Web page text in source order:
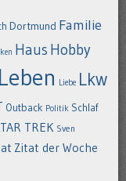
Dortmund Familie
Haus Hobby
Leben Liebe Lkw
Outback Politik Schlaf
TREK Sven
Zitat der Woche